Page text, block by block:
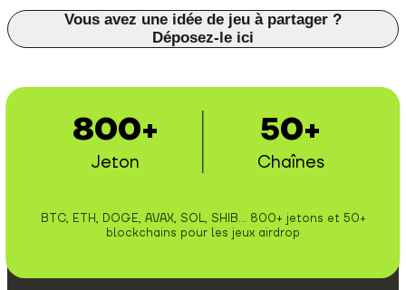
Vous avez une idée de jeu à partager ?
Déposez-le ici
Jeton
800+
Chaînes
50+
BTC, ETH, DOGE, AVAX, SOL, SHIB... 800+ jetons et 50+
blockchains pour les jeux airdrop